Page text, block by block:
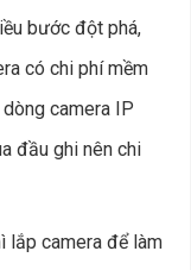
bước đột phá,
có chi phí mềm
camera IP
đầu ghi nên chi
lắp camera để làm